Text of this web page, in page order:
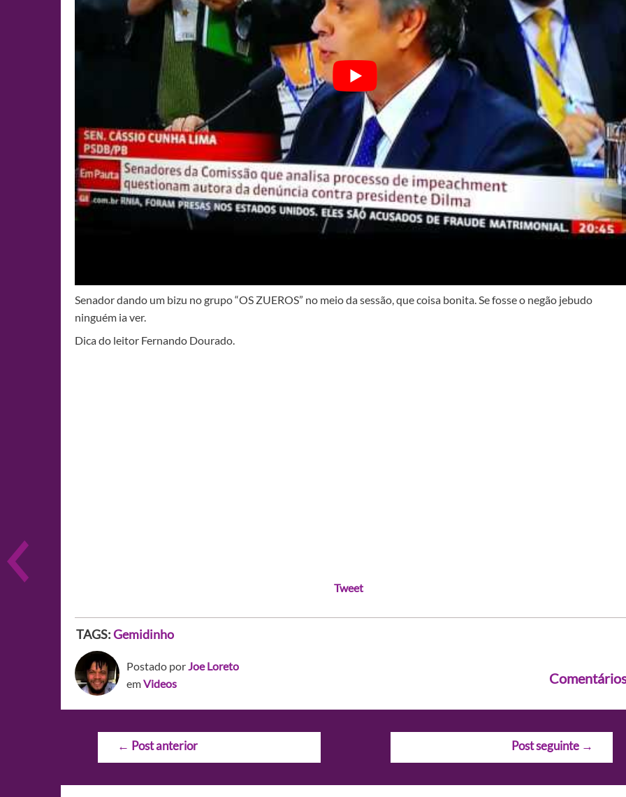
Senador dando um bizu no grupo “OS ZUEROS” no meio da sessão, que coisa bonita. Se fosse o negão jebudo
ninguém ia ver.
Dica do leitor Fernando Dourado.
Tweet
TAGS:Gemidinho
Postado porJoe Loreto
emVideos
Navegação
← Post anterior Post seguinte →